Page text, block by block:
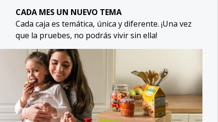
CADA MES UN NUEVO TEMA
Cada caja es temática, única y diferente. ¡Una vez
que la pruebes, no podrás vivir sin ella!